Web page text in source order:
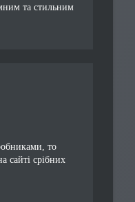
та стильним
то
сайті срібних